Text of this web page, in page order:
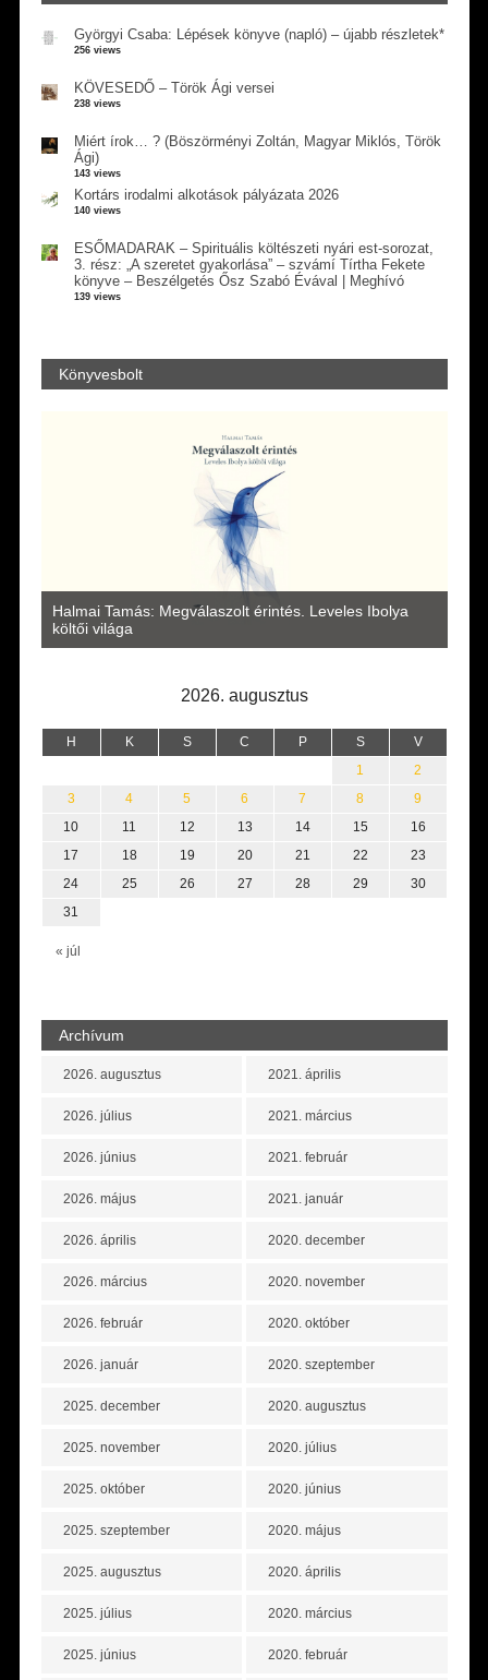
Györgyi Csaba: Lépések könyve (napló) – újabb részletek*
256 views
KÖVESEDŐ – Török Ági versei
238 views
Miért írok… ? (Böszörményi Zoltán, Magyar Miklós, Török
Ági)
143 views
Kortárs irodalmi alkotások pályázata 2026
140 views
ESŐMADARAK – Spirituális költészeti nyári est-sorozat,
3. rész: „A szeretet gyakorlása” – szvámí Tírtha Fekete
könyve – Beszélgetés Ősz Szabó Évával | Meghívó
139 views
Könyvesbolt
Halmai Tamás: Megválaszolt érintés. Leveles Ibolya
költői világa
2026. augusztus
H K S C P S V
« júl
1
2
3
4 5 6 7 8
9
10
11 12 13 14 15
16
17
18 19 20 21 22
23
24
25 26 27 28 29
30
31
Archívum
2026. augusztus
2026. július
2026. június
2026. május
2026. április
2026. március
2026. február
2026. január
2025. december
2025. november
2025. október
2025. szeptember
2025. augusztus
2025. július
2025. június
2021. április
2021. március
2021. február
2021. január
2020. december
2020. november
2020. október
2020. szeptember
2020. augusztus
2020. július
2020. június
2020. május
2020. április
2020. március
2020. február